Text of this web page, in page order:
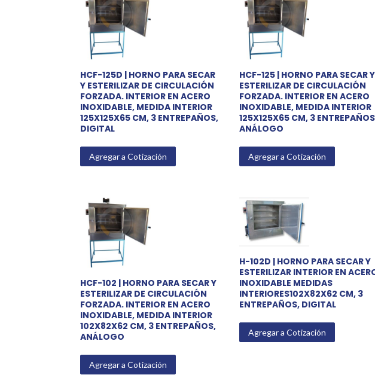
HCF-125D | HORNO PARA SECAR
Y ESTERILIZAR DE CIRCULACIÓN
FORZADA. INTERIOR EN ACERO
INOXIDABLE, MEDIDA INTERIOR
125X125X65 CM, 3 ENTREPAÑOS,
DIGITAL
Agregar a Cotización
HCF-125 | HORNO PARA SECAR Y
ESTERILIZAR DE CIRCULACIÓN
FORZADA. INTERIOR EN ACERO
INOXIDABLE, MEDIDA INTERIOR
125X125X65 CM, 3
ANÁLOGO
Agregar a Cotización
HCF-102 | HORNO PARA SECAR Y
ESTERILIZAR DE CIRCULACIÓN
FORZADA. INTERIOR EN ACERO
INOXIDABLE, MEDIDA INTERIOR
102X82X62 CM, 3 ENTREPAÑOS,
ANÁLOGO
Agregar a Cotización
H-102D | HORNO PARA SECAR Y
ESTERILIZAR INTERIOR EN
INOXIDABLE MEDIDAS
INTERIORES102X82X62 CM, 3
ENTREPAÑOS, DIGITAL
Agregar a Cotización